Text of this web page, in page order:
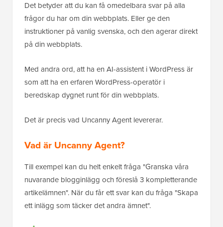
Det betyder att du kan få omedelbara svar på alla
frågor du har om din webbplats. Eller ge den
instruktioner på vanlig svenska, och den agerar direkt
på din webbplats.
Med andra ord, att ha en AI-assistent i WordPress är
som att ha en erfaren WordPress-operatör i
beredskap dygnet runt för din webbplats.
Det är precis vad Uncanny Agent levererar.
Vad är Uncanny Agent?
Till exempel kan du helt enkelt fråga "Granska våra
nuvarande blogginlägg och föreslå 3 kompletterande
artikelämnen". När du får ett svar kan du fråga "Skapa
ett inlägg som täcker det andra ämnet".